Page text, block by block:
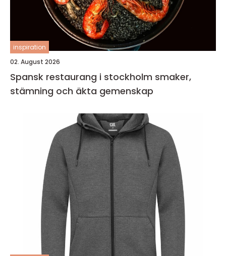
inspiration
02. August 2026
Spansk restaurang i stockholm smaker,
stämning och äkta gemenskap